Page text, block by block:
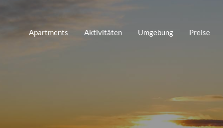
Apartments Aktivitäten Umgebung Preise